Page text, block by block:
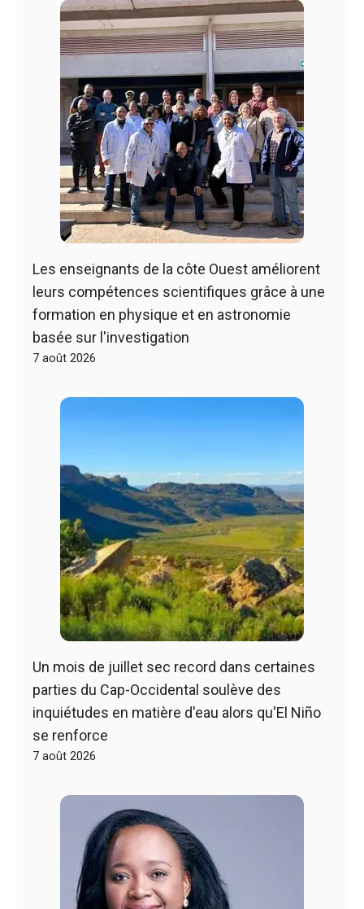
Les enseignants de la côte Ouest améliorent
leurs compétences scientifiques grâce à une
formation en physique et en astronomie
basée sur l'investigation
7 août 2026
Un mois de juillet sec record dans certaines
parties du Cap-Occidental soulève des
inquiétudes en matière d'eau alors qu'El Niño
se renforce
7 août 2026